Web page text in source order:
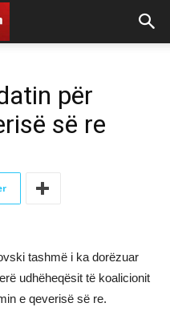
për
së re
tashmë i ka dorëzuar
udhëheqësit të koalicionit
e qeverisë së re.